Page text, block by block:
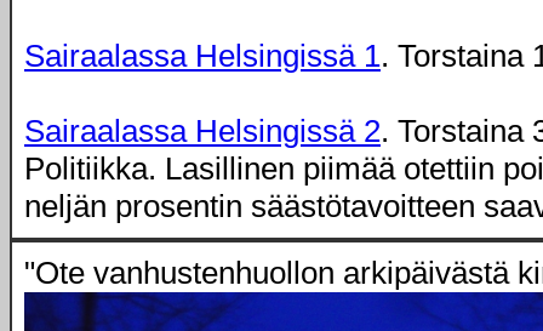
Sairaalassa Helsingissä 1. Torstaina
Sairaalassa Helsingissä 2. Torstaina
Politiikka. Lasillinen piimää otettiin
neljän prosentin säästötavoitteen
"Ote vanhustenhuollon arkipäivästä